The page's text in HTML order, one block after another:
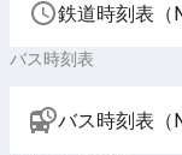
鉄道時刻表（
バス時刻表
バス時刻表（